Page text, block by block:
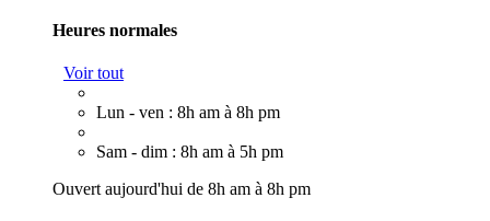
Heures normales
Voir tout
Lun - ven : 8h am à 8h pm
Sam - dim : 8h am à 5h pm
Ouvert aujourd'hui de 8h am à 8h pm